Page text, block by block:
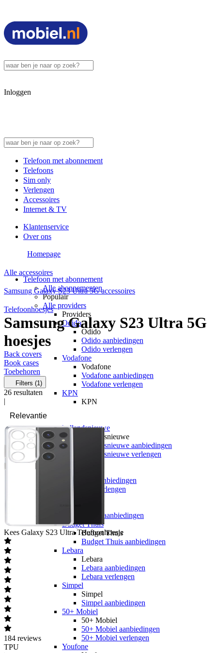
Inloggen
Telefoon met abonnement
Telefoons
Sim only
Verlengen
Accessoires
Internet & TV
Klantenservice
Over ons
Telefoon met abonnement
Alle abonnementen
Populair
Alle providers
Providers
Odido
Odido
Odido aanbiedingen
Odido verlengen
Vodafone
Vodafone
Vodafone aanbiedingen
Vodafone verlengen
KPN
KPN
hollandsnieuwe
hollandsnieuwe
hollandsnieuwe aanbiedingen
hollandsnieuwe verlengen
Ben aanbiedingen
Ben verlengen
Simyo aanbiedingen
Budget Thuis
Budget Thuis
Budget Thuis aanbiedingen
Lebara
Lebara
Lebara aanbiedingen
Lebara verlengen
Simpel
Simpel
Simpel aanbiedingen
50+ Mobiel
50+ Mobiel
50+ Mobiel aanbiedingen
50+ Mobiel verlengen
Youfone
Homepage
Alle accessoires
Samsung Galaxy S23 Ultra 5G accessoires
Telefoonhoesjes
Samsung Galaxy S23 Ultra 5G
hoesjes
Back covers
Book cases
Toebehoren
Filters (1)
26 resultaten
|
Kees Galaxy S23 Ultra Telefoonhoesje
184 reviews
TPU